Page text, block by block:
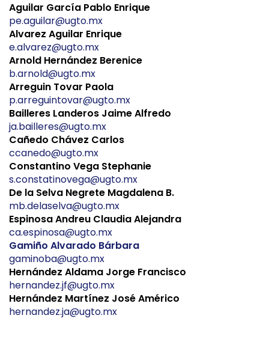
Aguilar García Pablo Enrique
pe.aguilar@ugto.mx
Alvarez Aguilar Enrique
e.alvarez@ugto.mx
Arnold Hernández Berenice
b.arnold@ugto.mx
Arreguin Tovar Paola
p.arreguintovar@ugto.mx
Bailleres Landeros Jaime Alfredo
ja.bailleres@ugto.mx
Cañedo Chávez Carlos
ccanedo@ugto.mx
Constantino Vega Stephanie
s.constatinovega@ugto.mx
De la Selva Negrete Magdalena B.
mb.delaselva@ugto.mx
Espinosa Andreu Claudia Alejandra
ca.espinosa@ugto.mx
Gamiño Alvarado Bárbara
gaminoba@ugto.mx
Hernández Aldama Jorge Francisco
hernandez.jf@ugto.mx
Hernández Martínez José Américo
hernandez.ja@ugto.mx